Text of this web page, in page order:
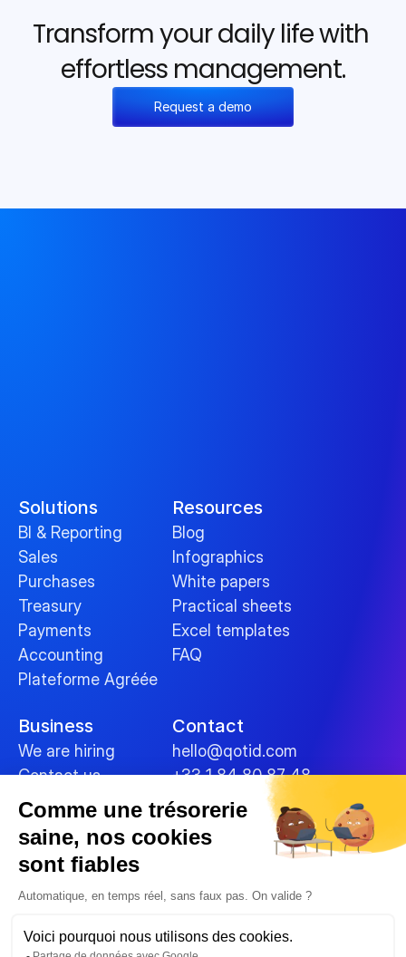
Comme une trésorerie
saine, nos cookies
sont fiables
Automatique, en temps réel, sans faux pas. On valide ?
Voici pourquoi nous utilisons des cookies.
Transform your daily life with
effortless management.
Request a demo
Solutions
BI & Reporting
Sales
Purchases
Treasury
Payments
Accounting
Plateforme Agréée
Resources
Blog
Infographics
White papers
Practical sheets
Excel templates
FAQ
Business
We are hiring
Contact us
Contact
hello@qotid.com
+33 1 84 80 87 48
Policies
Terms and conditions
Legal Notices
Cookies
Privacy Policy